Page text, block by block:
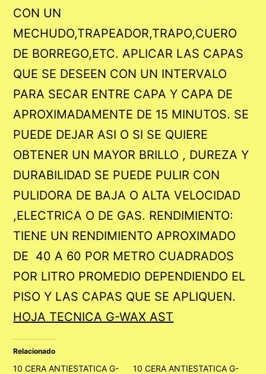
CON UN
MECHUDO,TRAPEADOR,TRAPO,CUERO
DE BORREGO,ETC. APLICAR LAS CAPAS
QUE SE DESEEN CON UN INTERVALO
PARA SECAR ENTRE CAPA Y CAPA DE
APROXIMADAMENTE DE 15 MINUTOS. SE
PUEDE DEJAR ASI O SI SE QUIERE
OBTENER UN MAYOR BRILLO , DUREZA Y
DURABILIDAD SE PUEDE PULIR CON
PULIDORA DE BAJA O ALTA VELOCIDAD
,ELECTRICA O DE GAS. RENDIMIENTO:
TIENE UN RENDIMIENTO APROXIMADO
DE 40 A 60 POR METRO CUADRADOS
POR LITRO PROMEDIO DEPENDIENDO EL
PISO Y LAS CAPAS QUE SE APLIQUEN.
HOJA TECNICA G-WAX AST
Relacionado
10 CERA ANTIESTATICA G-
10 CERA ANTIESTATICA G-